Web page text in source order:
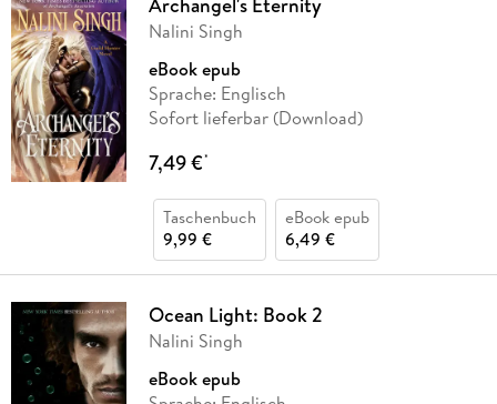
Nalini Singh
eBook epub
Sprache: Englisch
Sofort lieferbar (Download)
7,49 €*
Taschenbuch
9,99 €
eBook epub
6,49 €
Ocean Light: Book 2
Nalini Singh
eBook epub